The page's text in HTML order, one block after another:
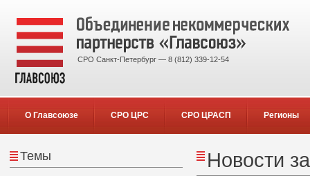
СРО Санкт-Петербург — 8 (812) 339-12-54
О Главсоюзе СРО ЦРС СРО ЦРАСП Регионы
Темы Новости